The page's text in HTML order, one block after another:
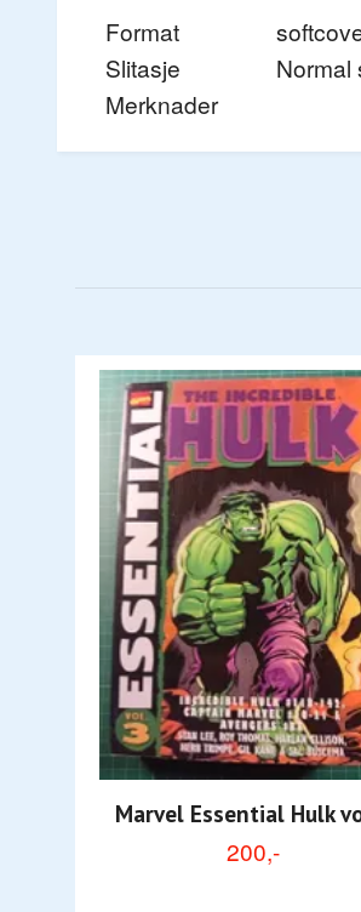
Format
Slitasje
Normal
Merknader
Marvel Essential Hulk
200,-